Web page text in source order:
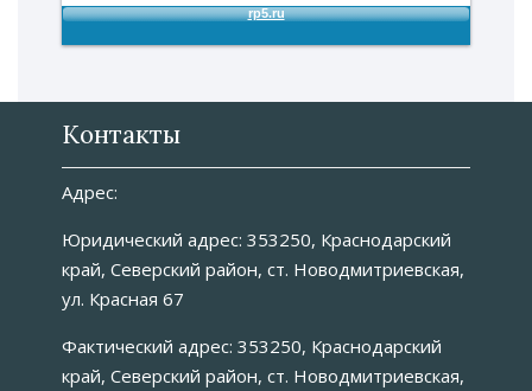
Контакты
Адрес:
Юридический адрес: 353250, Краснодарский
край, Северский район, ст. Новодмитриевская,
ул. Красная 67
Фактический адрес: 353250, Краснодарский
край, Северский район, ст. Новодмитриевская,